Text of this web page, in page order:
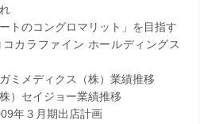
のコングロマリット」を目指す
ファイン ホールディングス
ディクス（株）業績推移
イジョー業績推移
３月期出店計画